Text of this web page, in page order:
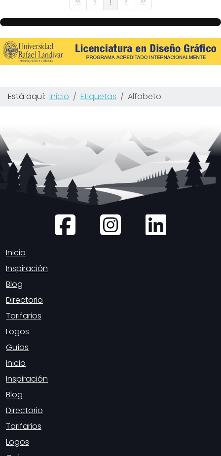
First PagePrevious PageNext PageLast Page
Está aquí: Inicio Etiquetas Alfabeto
Inicio
Inspiración
Blog
Directorio
Tarifarios
Logos
Guías
Inicio
Inspiración
Blog
Directorio
Tarifarios
Logos